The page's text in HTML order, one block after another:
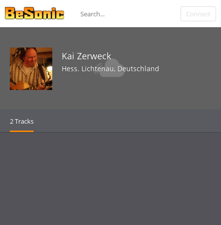
Connect
Kai Zerweck
Hess. Lichtenau, Deutschland
2 Tracks